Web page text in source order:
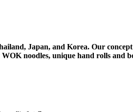
Japan, and Korea. Our
noodles, unique hand rolls and